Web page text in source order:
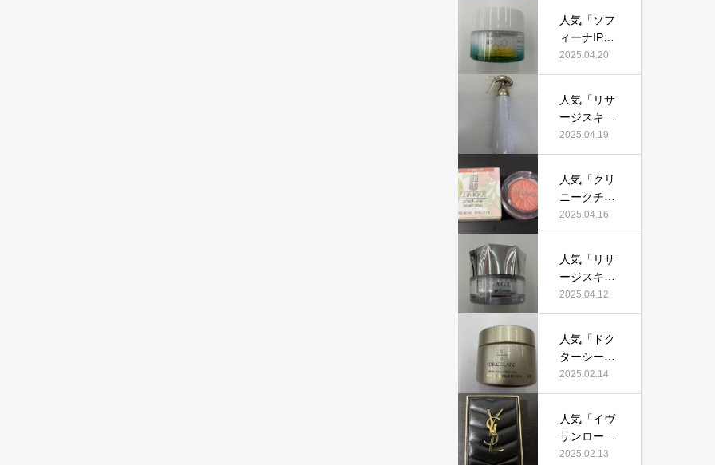
コミを検
証！
すすめ？美
容マニアの
私が実際使
コミを検
証！
人気「ソフ
ィーナIPゴ
ールデンタ
イムリペア
リーム」っ
て本当にお
すすめ？美
実際使用し
て口コミを
検証！
2025.04.20
人気「リサ
ージスキン
メインテナ
イザーD
当におすす
め？美容マ
ニアの私が
て、口コミ
を検証！
2025.04.19
人気「クリ
ニークチー
クポップ」
って本当に
美容マニア
が実際使用
して口コミ
2025.04.16
人気「リサ
ージスキン
チェンジク
リーム」っ
すすめ？美
容マニアが
実際使用し
検証！
2025.04.12
人気「ドク
ターシーラ
ボ薬用アク
アコラーゲ
リッチリン
クルリペ
ア」って本
2025.02.14
人気「イヴ
サンローラ
ン クチュー
2025.02.13